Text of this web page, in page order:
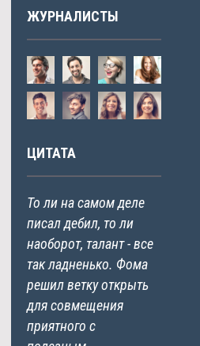
ЖУРНАЛИСТЫ
ЦИТАТА
То ли на самом деле
писал дебил, то ли
наоборот, талант - все
так ладненько. Фома
решил ветку открыть
для совмещения
приятного с